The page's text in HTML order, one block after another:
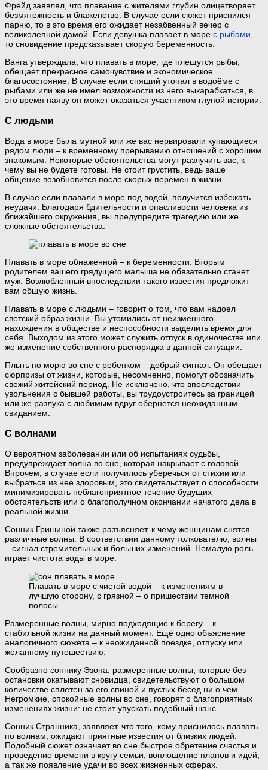
Фрейд заявлял, что плавание с жителями глубин олицетворяет
безмятежность и блаженство. В случае если сюжет приснился
парню, то в это время его ожидает незабвенный вечер с
великолепной дамой. Если девушка плавает в море с рыбами
то сновидение предсказывает скорую беременность.
Ванга утверждала, что плавать в море, где плещутся рыбы,
обещает прекрасное самочувствие и экономическое
благосостояние. В случае если спящий утопал в водоёме с
рыбами или же не имел возможности из него выкарабкаться, в
это время наяву он может оказаться участником глупой истории.
С людьми
Вода в море была мутной или же вас нервировали купающиеся
рядом люди – к временному прерыванию отношений с хорошим
знакомым. Некоторые обстоятельства могут разлучить вас, к
чему вы не будете готовы. Не стоит грустить, ведь ваше
общение возобновится после скорых перемен в жизни.
В случае если плавали в море под водой, получится избежать
неудачи. Благодаря бдительности и опасливости человека из
ближайшего окружения, вы предупредите трагедию или же
сложные обстоятельства.
Плавать в море обнаженной – к беременности. Вторым
родителем вашего грядущего малыша не обязательно станет
муж. Возлюбленный впоследствии такого известия предложит
вам общую жизнь.
Плавать в море с людьми – говорит о том, что вам надоел
светский образ жизни. Вы утомились от неизменного
нахождения в обществе и неспособности выделить время для
себя. Выходом из этого может служить отпуск в одиночестве или
же изменение собственного распорядка в данной ситуации.
Плыть по морю во сне с ребенком – добрый сигнал. Он обещает
сюрпризы от жизни, которые, несомненно, помогут обозначить
свежий житейский период. Не исключено, что впоследствии
увольнения с бывшей работы, вы трудоустроитесь за границей
или же разлука с любимым вдруг обернется неожиданным
свиданием.
С волнами
О вероятном заболевании или об испытаниях судьбы,
предупреждает волна во сне, которая накрывает с головой.
Впрочем, в случае если получилось уберечься от стихии или
выбраться из нее здоровым, это свидетельствует о способности
минимизировать неблагоприятное течение будущих
обстоятельств или о благополучном окончании начатого дела в
реальной жизни.
Сонник Гришиной также разъясняет, к чему женщинам снятся
различные волны. В соответствии данному толкователю, волны
– сигнал стремительных и больших изменений. Немалую роль
играет чистота воды в море.
Плавать в море с чистой водой – к изменениям в
лучшую сторону, с грязной – о пришествии темной
полосы.
Размеренные волны, мирно подходящие к берегу – к
стабильной жизни на данный момент. Ещё одно объяснение
аналогичного сюжета – к неожиданной поездке, отпуску или
желанному путешествию.
Сообразно соннику Эзопа, размеренные волны, которые без
остановки окатывают сновидца, свидетельствуют о большом
количестве сплетен за его спиной и пустых бесед ни о чем.
Негромкие, спокойные волны во сне, говорят о благоприятных
изменениях жизни: не стоит упускать подобный шанс.
Сонник Странника, заявляет, что того, кому приснилось плавать
по волнам, ожидают приятные известия от близких людей.
Подобный сюжет означает во сне быстрое обретение счастья и
проведение времени в кругу семьи, воплощение планов и идей,
а так же появление удачи во всех жизненных сферах.